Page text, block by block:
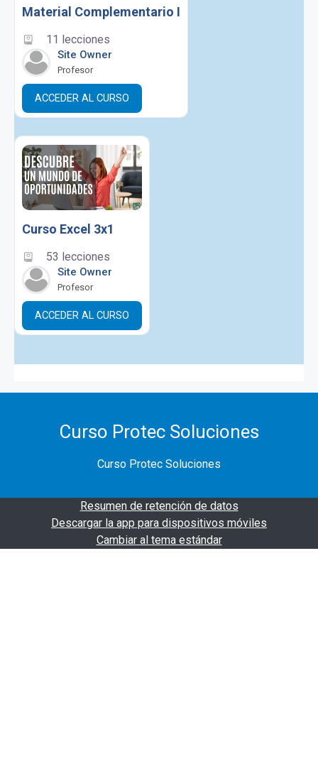
Material Complementario I
11 lecciones
Site Owner
Profesor
ACCEDER AL CURSO
Curso Excel 3x1
53 lecciones
Site Owner
Profesor
ACCEDER AL CURSO
Curso Protec Soluciones
Curso Protec Soluciones
Resumen de retención de datos
Descargar la app para dispositivos móviles
Cambiar al tema estándar